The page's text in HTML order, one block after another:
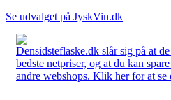
Se udvalget på JyskVin.dk
Densidsteflaske.dk slår sig på at
bedste netpriser, og at du kan
andre webshops. Klik her for at se